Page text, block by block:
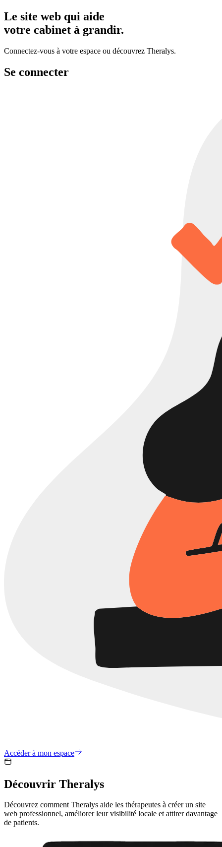
Le site web qui aide
votre cabinet à grandir.
Connectez-vous à votre espace ou découvrez Theralys.
Se connecter
Accéder à mon espace
Découvrir Theralys
Découvrez comment Theralys aide les thérapeutes à créer un site
web professionnel, améliorer leur visibilité locale et attirer davantage
de patients.